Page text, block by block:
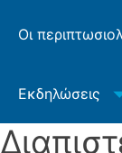
Οι
Εκδηλώσεις